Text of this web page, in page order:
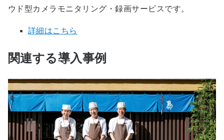
ウド型カメラモニタリング・録画サービスです。
詳細はこちら
関連する導入事例